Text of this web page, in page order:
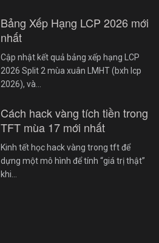
Bảng Xếp Hạng LCP 2026 mới
nhất
Cập nhật kết quả bảng xếp hạng LCP
2026 Split 2 mùa xuân LMHT (bxh lcp
2026), và…
Cách hack vàng tích tiền trong
TFT mùa 17 mới nhất
Kinh tết học hack vàng trong tft để
dựng một mô hình để tính “giá trị thật”
khi…